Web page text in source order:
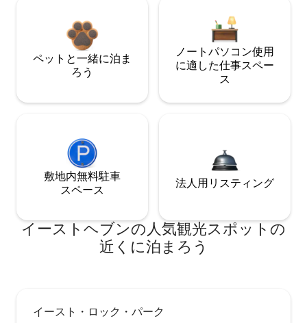
ペットと一緒に泊ま
ろう
ノートパソコン使用
に適した仕事スペー
ス
敷地内無料駐⁠車
ス⁠ペ⁠ー⁠ス
法人用リスティング
イーストヘブンの人気観光スポットの
近くに泊まろう
イースト・ロック・パーク